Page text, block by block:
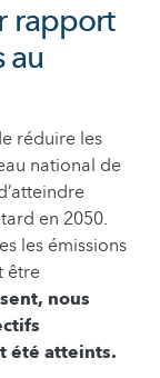
rapport
au
réduire les
national de
en 2050.
les émissions
être
nous
été atteints.